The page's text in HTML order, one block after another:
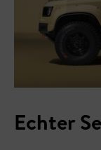
Echter